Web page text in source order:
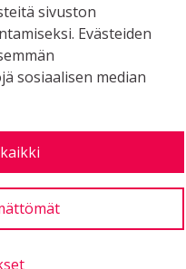
sivuston
Evästeiden
sosiaalisen median